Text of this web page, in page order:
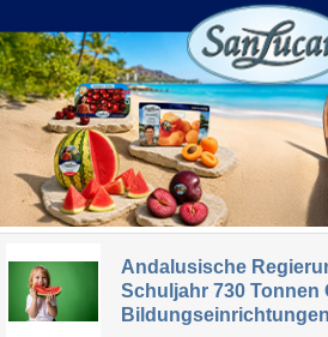
Andalusische
Schuljahr 730 Tonnen
Bildungseinrichtungen